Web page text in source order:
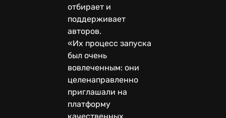
отбирает и
поддерживает
авторов.
«Их процесс запуска
был очень
вовлеченным: они
целенаправленно
приглашали на
платформу